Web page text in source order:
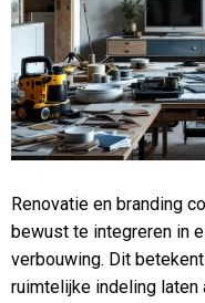
Renovatie en branding
bewust te integreren in
verbouwing. Dit
ruimtelijke indeling laten